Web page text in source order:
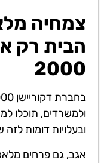
צמחיה
הבית רק
2000
בחברת דקוריישן 2000 –
ולמשרדים, תוכלו
ובעלויות דומות
אגב, גם פרחים